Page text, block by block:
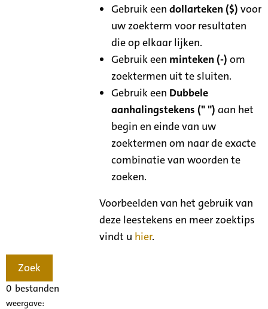
Gebruik eendollarteken ($) voor
uw zoekterm voor resultaten
die op elkaar lijken.
Gebruik een minteken (-) om
zoektermen uit te sluiten.
Gebruik een Dubbele
aanhalingstekens (" ") aan het
begin en einde van uw
zoektermen om naar de exacte
combinatie van woorden te
zoeken.
Voorbeelden van het gebruik van
deze leestekens en meer zoektips
vindt u hier.
Zoek
0 bestanden
weergave: